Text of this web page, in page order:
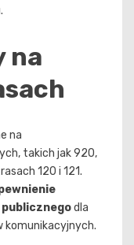
na
na
takich jak 920,
120 i 121.
dla
komunikacyjnych.